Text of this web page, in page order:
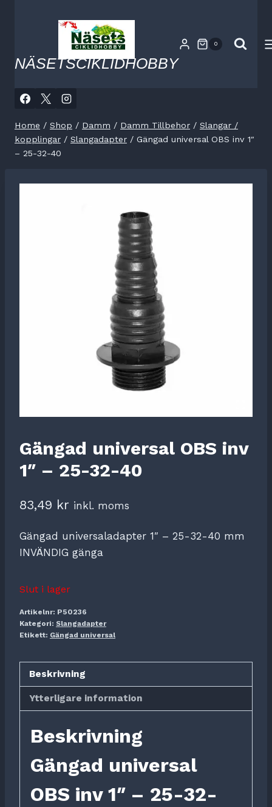
NÄSETSCIKLIDHOBBY
0
Home / Shop / Damm / Damm Tillbehor / Slangar /
kopplingar / Slangadapter / Gängad universal OBS inv 1″
– 25-32-40
Gängad universal OBS inv
1″ – 25-32-40
83,49 kr inkl. moms
Gängad universaladapter 1″ – 25-32-40 mm
INVÄNDIG gänga
Slut i lager
Artikelnr: P50236
Kategori: Slangadapter
Etikett: Gängad universal
Beskrivning
Ytterligare information
Beskrivning
Gängad universal
OBS inv 1″ – 25-32-